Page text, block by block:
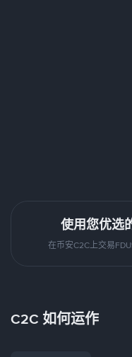
使用您优选
在币安C2C上交易
C2C 如何运作